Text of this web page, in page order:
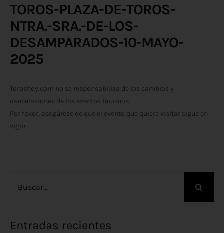
TOROS-PLAZA-DE-TOROS-
NTRA.-SRA.-DE-LOS-
DESAMPARADOS-10-MAYO-
2025
Toroshoy.com no se responsabiliza de los cambios y
cancelaciones de los eventos taurinos.
Por favor, asegúrese de que el evento que quiere visitar sigue en
vigor.
Entradas recientes